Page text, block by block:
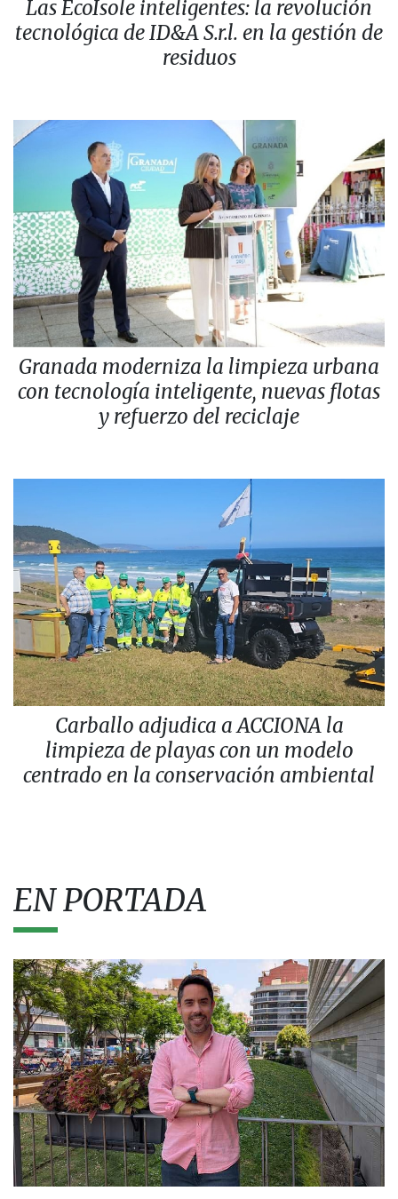
Las EcoIsole inteligentes: la revolución
tecnológica de ID&A S.r.l. en la gestión de
residuos
Granada moderniza la limpieza urbana
con tecnología inteligente, nuevas flotas
y refuerzo del reciclaje
Carballo adjudica a ACCIONA la
limpieza de playas con un modelo
centrado en la conservación ambiental
EN PORTADA